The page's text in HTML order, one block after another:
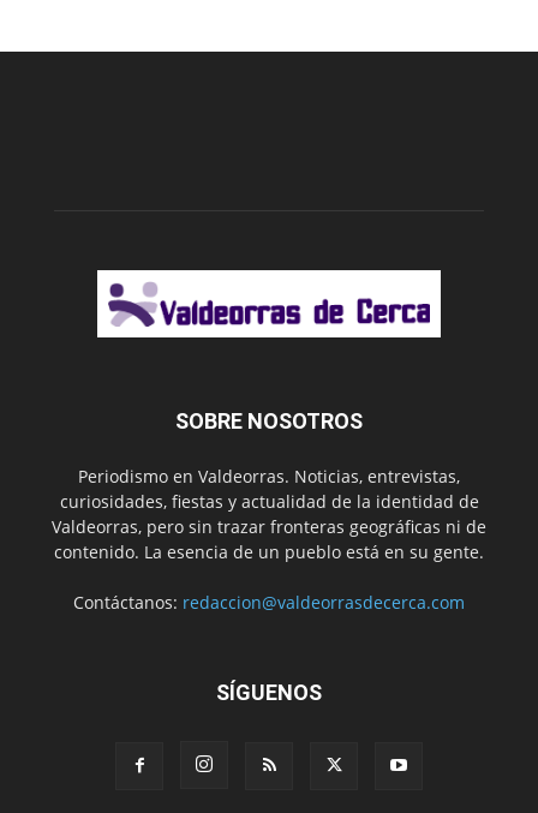
SOBRE NOSOTROS
Periodismo en Valdeorras. Noticias, entrevistas,
curiosidades, fiestas y actualidad de la identidad de
Valdeorras, pero sin trazar fronteras geográficas ni de
contenido. La esencia de un pueblo está en su gente.
Contáctanos: redaccion@valdeorrasdecerca.com
SÍGUENOS